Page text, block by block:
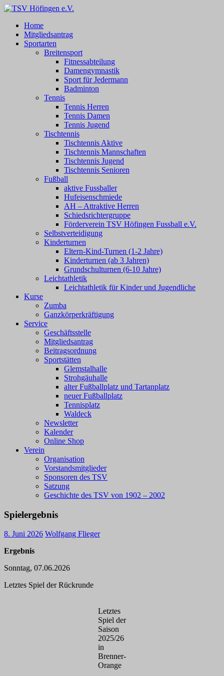
Zum
springen
TSV Höfingen e.V.
TSV Höfingen e.V.
Home
Mitgliedsantrag
Sportarten
Breitensport
Fitnessabteilung
Damengymnastik
Sport für Jedermann
Badminton
Tennis
Tennis Herren
Tennis Damen
Tennis Jugend
Tischtennis
Tischtennis Aktive
Tischtennis Mannschaften
Tischtennis Jugend
Tischtennis Senioren
Fußball
aktive Fussballer
Hufeisenschmiede
AH – Attraktive Herren
Schiedsrichtergruppe
Förderverein TSV Höfingen Fussball e.V.
Selbstverteidigung
Kinderturnen
Eltern-Kind-Turnen (1-2 Jahre)
Kinderturnen (ab 3 Jahren)
Grundschulturnen (6-10 Jahre)
Leichtathletik
Leichtathletik für Kinder und Jugendliche
Kurse
Zumba
Ganzkörperkräftigung
Service
Geschäftsstelle
Mitgliedsantrag
Beitragsordnung
Sportstätten
Glemstalhalle
Strohgäuhalle
alter Fußballplatz und Tartanplatz
neuer Fußballplatz
Tennisplatz
Waldeck
Newsletter
Kalender
Online Shop
Verein
Organisation
Vorstandsmitglieder
Sponsoren des TSV
Satzung
Geschichte des TSV von 1902 – 2002
Spielergebnis
8. Juni 2026 Wolfgang Flieger
Ergebnis
Sonntag, 07.06.2026
Letztes Spiel der Rückrunde
Letztes
Spiel der
Saison
2025/26
in
Brenner-
Orange